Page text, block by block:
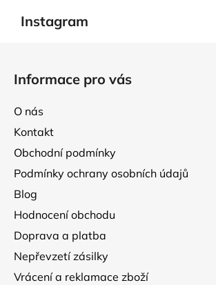
y
Instagram
Informace pro vás
O nás
Kontakt
Obchodní podmínky
Podmínky ochrany osobních údajů
Blog
Hodnocení obchodu
Doprava a platba
Nepřevzetí zásilky
Vrácení a reklamace zboží